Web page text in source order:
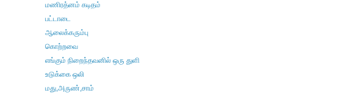
மணிரத்னம் கடிதம்
பட்டாடை
ஆலைக்கரும்பு
கொற்றவை
எங்கும் நிறைந்தவனில் ஒரு துளி
உடுக்கை ஒலி
மது,அருண்,சாம்